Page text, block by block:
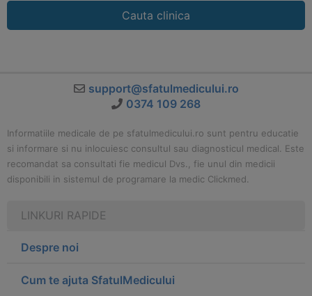
Cauta clinica
support@sfatulmedicului.ro
0374 109 268
Informatiile medicale de pe sfatulmedicului.ro sunt pentru educatie
si informare si nu inlocuiesc consultul sau diagnosticul medical. Este
recomandat sa consultati fie medicul Dvs., fie unul din medicii
disponibili in sistemul de programare la medic Clickmed.
LINKURI RAPIDE
Despre noi
Cum te ajuta SfatulMedicului